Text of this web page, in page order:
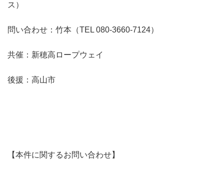
ス）
問い合わせ：竹本（TEL 080-3660-7124）
共催：新穂高ロープウェイ
後援：高山市
【本件に関するお問い合わせ】